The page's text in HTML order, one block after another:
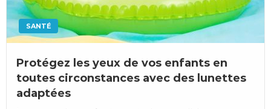
SANTÉ
Protégez les yeux de vos enfants en
toutes circonstances avec des lunettes
adaptées